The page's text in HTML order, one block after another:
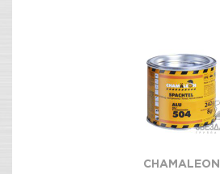
CHAMALEON